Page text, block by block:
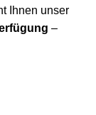
Ihnen unser
–